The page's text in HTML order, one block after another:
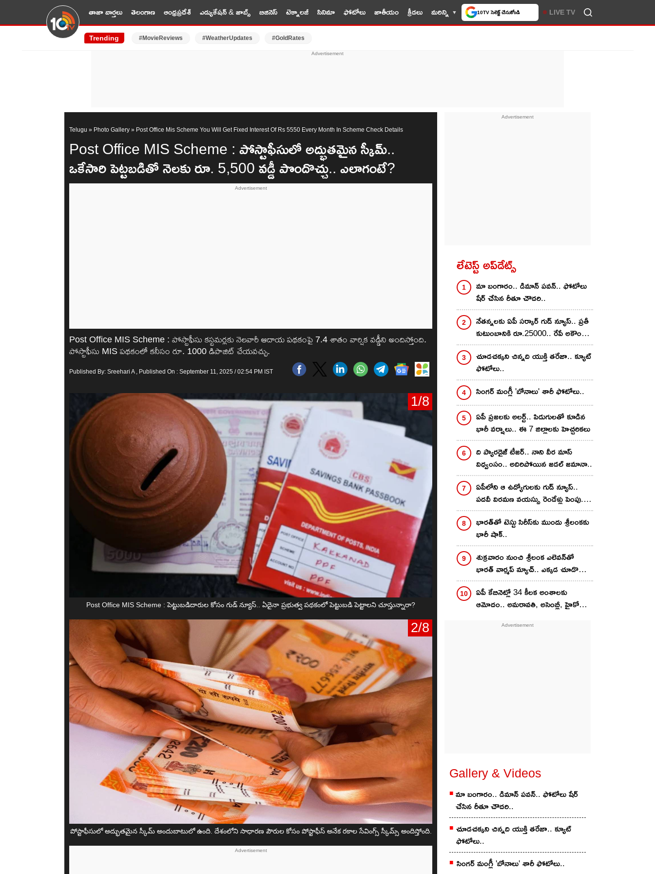
తాజా వార్తలు తెలంగాణ ఆంధ్రప్రదేశ్ ఎడ్యుకేషన్ & జాబ్స్ బిజినెస్ టెక్నాలజీ సినిమా ఫోటోలు జాతీయం క్రీడలు మరిన్ని
చేసుకోండి
LIVE TV
Trending #MovieReviews #WeatherUpdates #GoldRates
Telugu » Photo Gallery » Post Office Mis Scheme You Will Get Fixed Interest Of Rs 5550 Every Month In Scheme Check Details
Post Office MIS Scheme : పోస్టాఫీసులో అద్భుతమైన స్కీమ్..
ఒకేసారి పెట్టబడితో నెలకు రూ. 5,500 వడ్డీ పొందొచ్చు.. ఎలాగంటే?
Post Office MIS Scheme : పోస్టాఫీసు కస్టమర్లకు నెలవారీ ఆదాయ పథకంపై 7.4 శాతం వార్షిక వడ్డీని అందిస్తోంది.
పోస్టాఫీసు MIS పథకంలో కనీసం రూ. 1000 డిపాజిట్ చేయవచ్చు.
Published By: Sreehari A , Published On : September 11, 2025 / 02:54 PM IST
1/8
Post Office MIS Scheme : పెట్టుబడిదారుల కోసం గుడ్ న్యూస్.. ఏదైనా ప్రభుత్వ పథకంలో పెట్టుబడి పెట్టాలని చూస్తున్నారా?
2/8
పోస్టాఫీసులో అద్భుతమైన స్కీమ్ అందుబాటులో ఉంది. దేశంలోని సాధారణ పౌరుల కోసం పోస్టాఫీస్ అనేక రకాల సేవింగ్స్ స్కీమ్స్ అందిస్తోంది.
లేటెస్ట్ అప్‌డేట్స్
మా బంగారం.. డిమాన్ ప‌వ‌న్.. ఫోటోలు
షేర్ చేసిన రీతూ చౌద‌రి..
నేతన్నలకు ఏపీ సర్కార్ గుడ్ న్యూస్.. ప్రతీ
కుటుంబానికి రూ.25000.. రేపే అకౌంట్స్
లో జమ
చూడ‌చ‌క్క‌ని చిన్న‌ది యుక్తి త‌రేజా.. క్యూట్
ఫోటోలు..
సింగ‌ర్ మంగ్లీ 'బోనాలు' శారీ ఫోటోలు..
ఏపీ ప్రజలకు అలర్ట్.. పిడుగులతో కూడిన
భారీ వర్షాలు.. ఈ 7 జిల్లాలకు హెచ్చరికలు
ది ప్యార‌డైజ్ టీజ‌ర్‌.. నాని వీర మాస్
విధ్వంసం.. అదిరిపోయిన జ‌డ‌ల్ జ‌మానా..
ఏపీలోని ఆ ఉద్యోగులకు గుడ్ న్యూస్..
పదవీ విరమణ వయస్సు రెండేళ్లు పెంపు..
జీవో విడుదల
భార‌త్‌తో టెస్టు సిరీస్‌కు ముందు శ్రీలంక‌కు
భారీ షాక్..
శుక్ర‌వారం నుంచి శ్రీలంక ఎలెవ‌న్‌తో
భార‌త్ వార్మ‌ప్ మ్యాచ్.. ఎక్క‌డ చూడొచ్చొ
తెలుసా?
ఏపీ కేబినెట్లో 34 కీలక అంశాలకు
ఆమోదం.. అమరావతి, అసెంబ్లీ, హైకోర్టు
Gallery & Videos
మా బంగారం.. డిమాన్ ప‌వ‌న్.. ఫోటోలు షేర్
చేసిన రీతూ చౌద‌రి..
చూడ‌చ‌క్క‌ని చిన్న‌ది యుక్తి త‌రేజా.. క్యూట్
ఫోటోలు..
సింగ‌ర్ మంగ్లీ 'బోనాలు' శారీ ఫోటోలు..